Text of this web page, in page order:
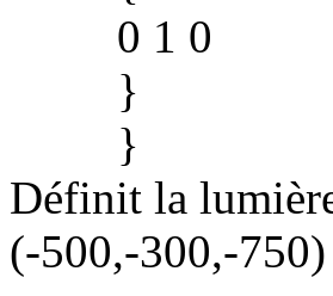
0 1 0
}
}
Définit la
(-500,-300,-